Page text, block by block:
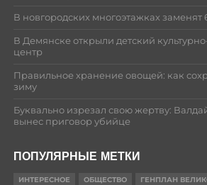
В новгородских многоэтажках заменят
В Демянске открыли детский
центр
Правильное хранение овощей: как
зиму
Буквально изрезал свою жертву:
вынес приговор убийце
ПОПУЛЯРНЫЕ МЕТКИ
ИНТЕРЕСНОЕ ОБЩЕСТВО
ГЕНПЛАН